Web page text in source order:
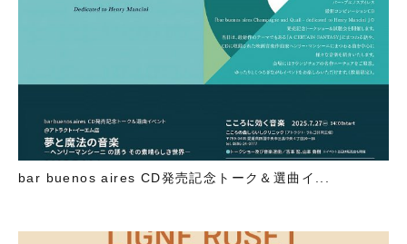
bar buenos aires CD発売記念トーク＆選曲イ...